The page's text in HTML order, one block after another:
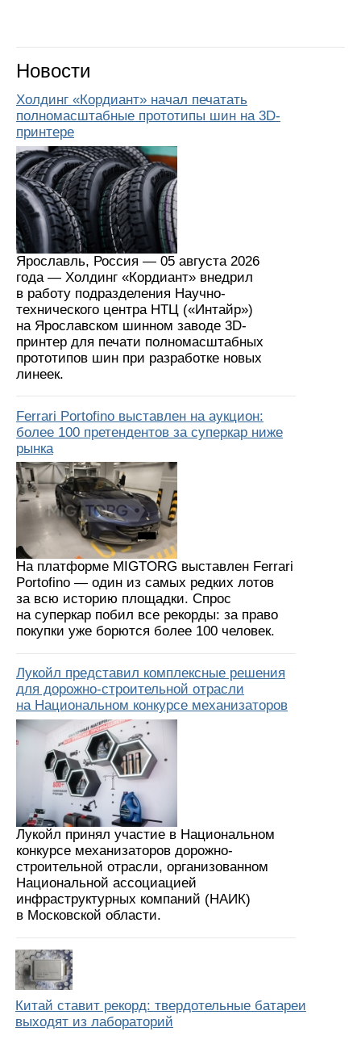
Новости
Холдинг «Кордиант» начал печатать
полномасштабные прототипы шин на 3D-
принтере
Ярославль, Россия — 05 августа 2026
года — Холдинг «Кордиант» внедрил
в работу подразделения Научно-
технического центра НТЦ («Интайр»)
на Ярославском шинном заводе 3D-
принтер для печати полномасштабных
прототипов шин при разработке новых
линеек.
Ferrari Portofino выставлен на аукцион:
более 100 претендентов за суперкар ниже
рынка
На платформе MIGTORG выставлен Ferrari
Portofino — один из самых редких лотов
за всю историю площадки. Спрос
на суперкар побил все рекорды: за право
покупки уже борются более 100 человек.
Лукойл представил комплексные решения
для дорожно-строительной отрасли
на Национальном конкурсе механизаторов
Лукойл принял участие в Национальном
конкурсе механизаторов дорожно-
строительной отрасли, организованном
Национальной ассоциацией
инфраструктурных компаний (НАИК)
в Московской области.
Китай ставит рекорд: твердотельные батареи
выходят из лабораторий